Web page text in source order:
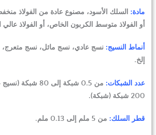
مادة:
أو الفولاذ متوسط الكربون الخاص، أو الفولاذ عالي
أنماط النسيج: نسج عادي، نسج مائل، نسج
إلخ.
عدد الشبكات:
من 0.5 شبكة إلى 80
200 شبكة (شبكة).
قطر السلك: من 5 ملم إلى 0.13 ملم.